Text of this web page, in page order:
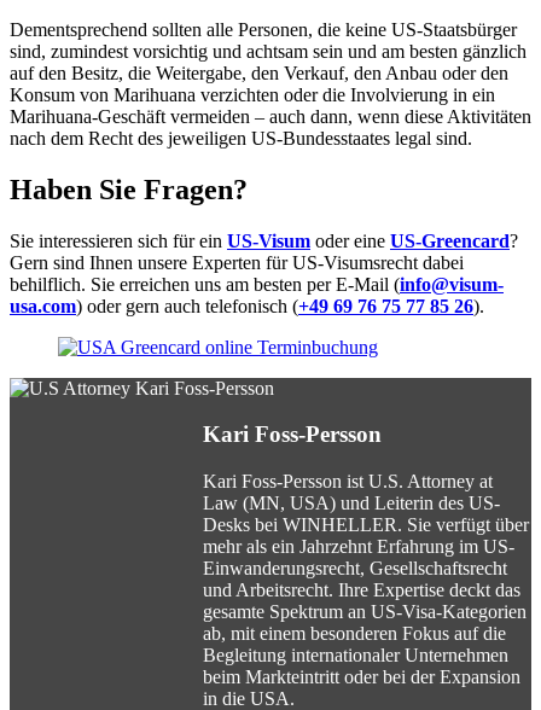
Dementsprechend sollten alle Personen, die keine US-Staatsbürger
sind, zumindest vorsichtig und achtsam sein und am besten gänzlich
auf den Besitz, die Weitergabe, den Verkauf, den Anbau oder den
Konsum von Marihuana verzichten oder die Involvierung in ein
Marihuana-Geschäft vermeiden – auch dann, wenn diese Aktivitäten
nach dem Recht des jeweiligen US-Bundesstaates legal sind.
Haben Sie Fragen?
Sie interessieren sich für ein US-Visum oder eine US-Greencard?
Gern sind Ihnen unsere Experten für US-Visumsrecht dabei
behilflich. Sie erreichen uns am besten per E-Mail (info@visum-
usa.com) oder gern auch telefonisch (+49 69 76 75 77 85 26).
Kari Foss-Persson
Kari Foss-Persson ist U.S. Attorney at
Law (MN, USA) und Leiterin des US-
Desks bei WINHELLER. Sie verfügt über
mehr als ein Jahrzehnt Erfahrung im US-
Einwanderungsrecht, Gesellschaftsrecht
und Arbeitsrecht. Ihre Expertise deckt das
gesamte Spektrum an US-Visa-Kategorien
ab, mit einem besonderen Fokus auf die
Begleitung internationaler Unternehmen
beim Markteintritt oder bei der Expansion
in die USA.